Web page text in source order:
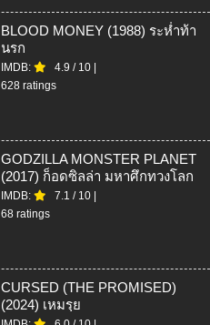
BLOOD MONEY (1988) ระห่ำท้า
นรก
IMDB: 4.9 / 10
628 ratings
GODZILLA MONSTER PLANET
(2017) ก็อดซิลล่า มหาศึกทวงโลก
IMDB: 7.1 / 10
68 ratings
CURSED (THE PROMISED)
(2024) เหมรฺย